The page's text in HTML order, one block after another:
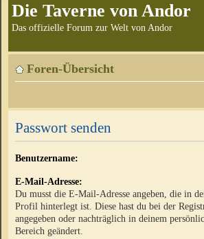
Die Taverne von Andor
Das offizielle Forum zur Welt von Andor
Foren-Übersicht
Passwort senden
Benutzername:
E-Mail-Adresse:
Du musst die E-Mail-Adresse angeben, die in
Profil hinterlegt ist. Diese hast du bei der
angegeben oder nachträglich in deinem
Bereich geändert.